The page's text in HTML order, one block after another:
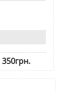
350грн.